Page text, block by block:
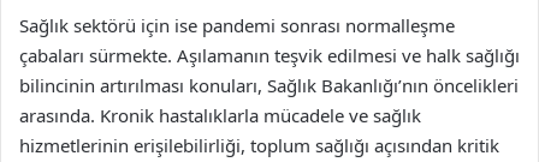
Sağlık sektörü için ise pandemi sonrası normalleşme
çabaları sürmekte. Aşılamanın teşvik edilmesi ve halk sağlığı
bilincinin artırılması konuları, Sağlık Bakanlığı’nın öncelikleri
arasında. Kronik hastalıklarla mücadele ve sağlık
hizmetlerinin erişilebilirliği, toplum sağlığı açısından kritik